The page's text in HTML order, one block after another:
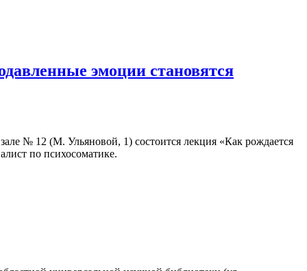
эмоции становятся
№ 12 (М. Ульяновой, 1) состоится лекция «Как рождается
по психосоматике.